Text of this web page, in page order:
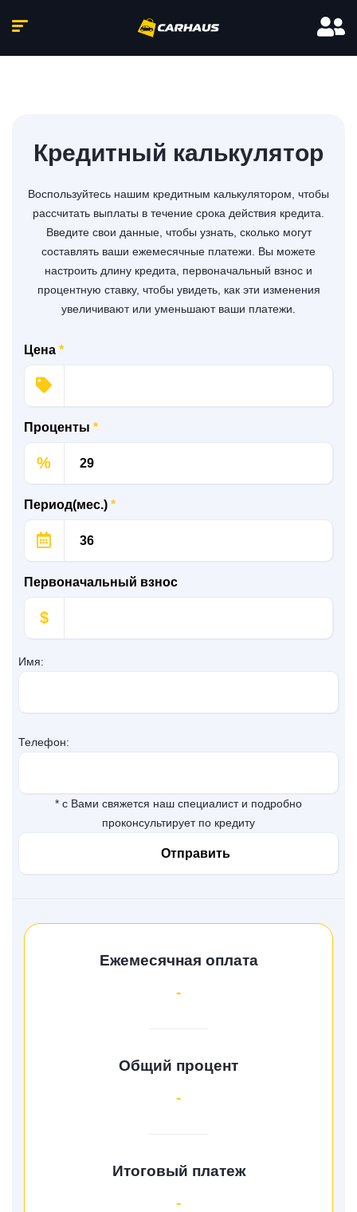
Кредитный калькулятор
Воспользуйтесь нашим кредитным калькулятором, чтобы
рассчитать выплаты в течение срока действия кредита.
Введите свои данные, чтобы узнать, сколько могут
составлять ваши ежемесячные платежи. Вы можете
настроить длину кредита, первоначальный взнос и
процентную ставку, чтобы увидеть, как эти изменения
увеличивают или уменьшают ваши платежи.
Цена *
Проценты *
%
Период(мес.) *
Первоначальный взнос
$
Имя:
Телефон:
* с Вами свяжется наш специалист и подробно
проконсультирует по кредиту
Ежемесячная оплата
-
Общий процент
-
Итоговый платеж
-